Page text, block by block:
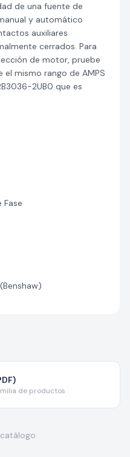
de una fuente de
y automático
auxiliares
cerrados. Para
de motor, pruebe
el mismo rango de AMPS
2UB0 que es
de productos